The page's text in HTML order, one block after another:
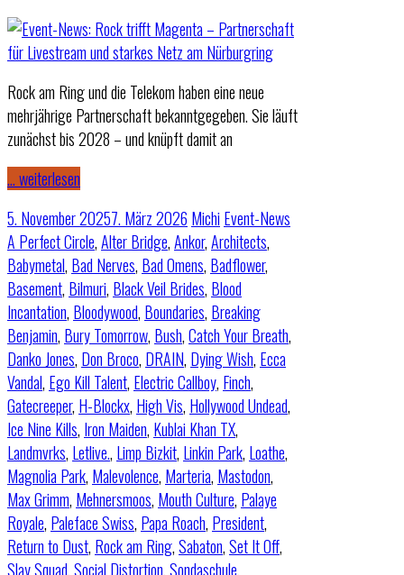
Rock am Ring und die Telekom haben eine neue
mehrjährige Partnerschaft bekanntgegeben. Sie läuft
zunächst bis 2028 – und knüpft damit an
… weiterlesen
5. November 20257. März 2026 Michi Event-News
A Perfect Circle,Alter Bridge,Ankor,Architects,
Babymetal, Bad Nerves, Bad Omens, Badflower,
Basement, Bilmuri, Black Veil Brides, Blood
Incantation, Bloodywood, Boundaries, Breaking
Benjamin, Bury Tomorrow, Bush,Catch Your Breath,
Danko Jones, Don Broco, DRAIN, Dying Wish, Ecca
Vandal, Ego Kill Talent, Electric Callboy, Finch,
Gatecreeper, H-Blockx, High Vis, Hollywood Undead,
Ice Nine Kills, Iron Maiden, Kublai Khan TX,
Landmvrks, Letlive., Limp Bizkit, Linkin Park, Loathe,
Magnolia Park, Malevolence, Marteria, Mastodon,
Max Grimm, Mehnersmoos, Mouth Culture, Palaye
Royale, Paleface Swiss, Papa Roach, President,
Return to Dust, Rock am Ring,Sabaton,Set It Off,
Slay Squad Social Distortion Sondaschule